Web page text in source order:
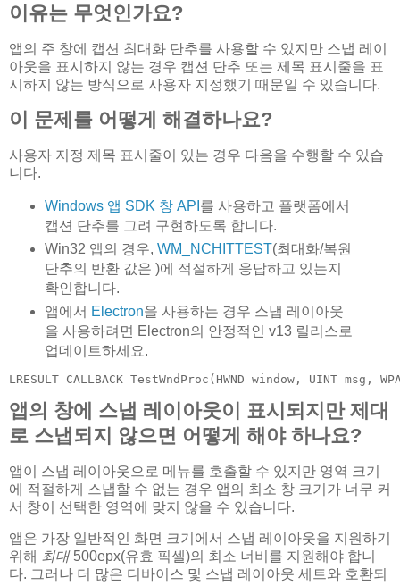
이유는 무엇인가요?
앱의 주 창에 캡션 최대화 단추를 사용할 수 있지만 스냅 레이
아웃을 표시하지 않는 경우 캡션 단추 또는 제목 표시줄을 표
시하지 않는 방식으로 사용자 지정했기 때문일 수 있습니다.
이 문제를 어떻게 해결하나요?
사용자 지정 제목 표시줄이 있는 경우 다음을 수행할 수 있습
니다.
Windows 앱 SDK 창 API 를 사용하고 플랫폼에서
캡션 단추를 그려 구현하도록 합니다.
Win32 앱의 경우, WM_NCHITTEST(최대화/복원
단추의 반환 값은 )에 적절하게 응답하고 있는지
확인합니다.
앱에서 Electron을 사용하는 경우 스냅 레이아웃
을 사용하려면 Electron의 안정적인 v13 릴리스로
업데이트하세요.
LRESULT CALLBACK TestWndProc(HWND
앱의 창에 스냅 레이아웃이 표시되지만 제대
로 스냅되지 않으면 어떻게 해야 하나요?
앱이 스냅 레이아웃으로 메뉴를 호출할 수 있지만 영역 크기
에 적절하게 스냅할 수 없는 경우 앱의 최소 창 크기가 너무 커
서 창이 선택한 영역에 맞지 않을 수 있습니다.
앱은 가장 일반적인 화면 크기에서 스냅 레이아웃을 지원하기
위해 최대500epx(유효 픽셀)의 최소 너비를 지원해야 합니
다. 그러나 더 많은 디바이스 및 스냅 레이아웃 세트와 호환되